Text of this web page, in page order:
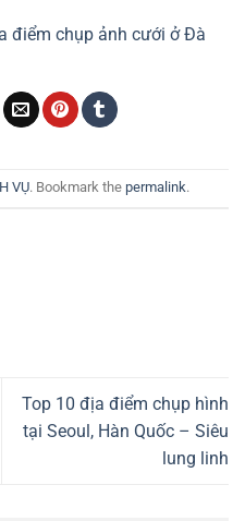
điểm chụp ảnh cưới ở Đà
VỤ. Bookmark the permalink.
Top 10 địa điểm chụp hình
tại Seoul, Hàn Quốc – Siêu
lung linh